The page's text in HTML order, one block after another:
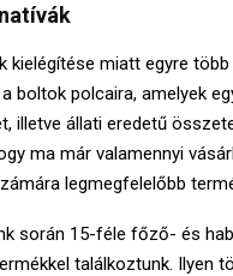
kielégítése miatt egyre több
boltok polcaira, amelyek
illetve állati eredetű
ma már valamennyi
legmegfelelőbb
során 15-féle főző- és
találkoztunk. Ilyen